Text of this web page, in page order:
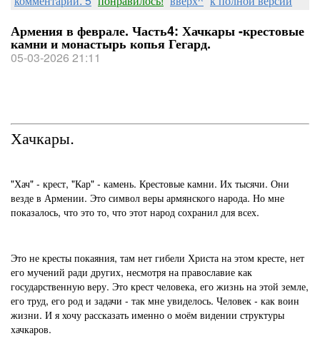
Армения в феврале. Часть4: Хачкары -крестовые
камни и монастырь копья Гегард.
05-03-2026 21:11
Хачкары.
"Хач" - крест, "Кар" - камень. Крестовые камни. Их тысячи. Они
везде в Армении. Это символ веры армянского народа. Но мне
показалось, что это то, что этот народ сохранил для всех.
Это не кресты покаяния, там нет гибели Христа на этом кресте, нет
его мучений ради других, несмотря на православие как
государственную веру. Это крест человека, его жизнь на этой земле,
его труд, его род и задачи - так мне увиделось. Человек - как воин
жизни. И я хочу рассказать именно о моём видении структуры
хачкаров.